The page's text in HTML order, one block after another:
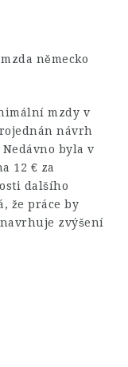
mzdy v
návrh
byla v
12 € za
dalšího
že práce by
zvýšení